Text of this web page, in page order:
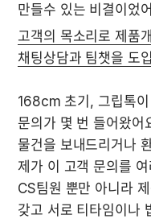
만들수 있는 비결이었
고객의 목소리로 제품
채팅상담과 팀챗을 도
168cm 초기, 그립톡
문의가 몇 번 들어왔어
물건을 보내드리거나
제가 이 고객 문의를
CS팀원 뿐만 아니라
갖고 서로 티타임이나